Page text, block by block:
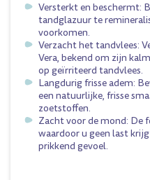
Versterkt en beschermt:
tandglazuur te
voorkomen.
Verzacht het tandvlees:
Vera, bekend om zijn
op geïrriteerd tandvlees.
Langdurig frisse adem:
een natuurlijke, frisse
zoetstoffen.
Zacht voor de mond: De
waardoor u geen last
prikkend gevoel.